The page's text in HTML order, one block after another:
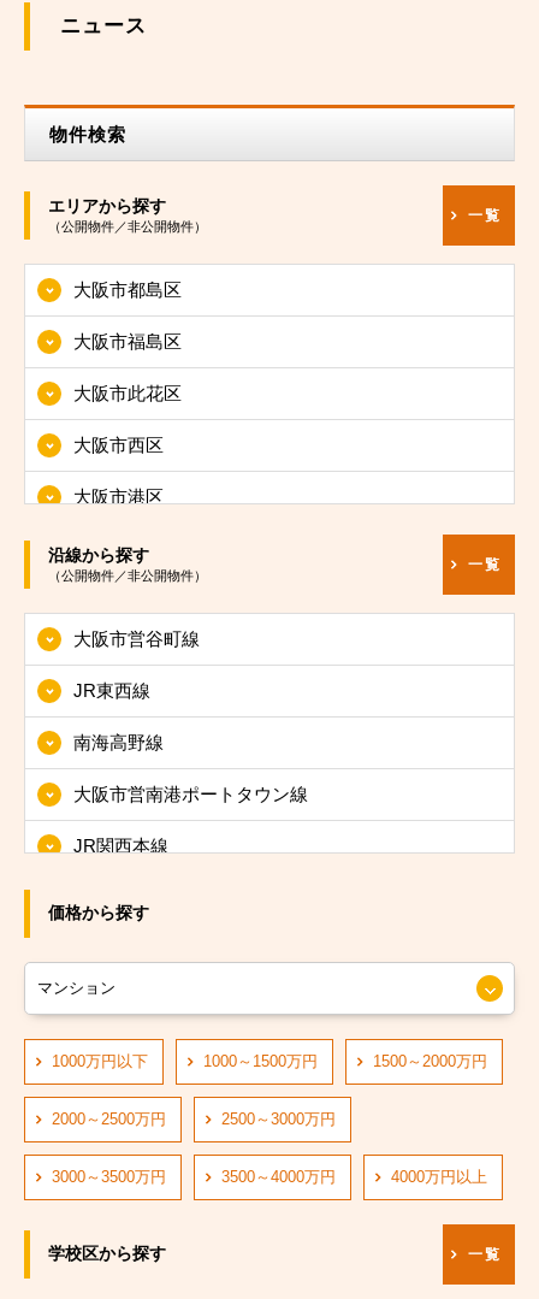
ニュース
物件検索
エリアから探す
（公開物件／非公開物件）
一覧
大阪市都島区
大阪市福島区
大阪市此花区
大阪市西区
大阪市港区
大阪市大正区
大阪市浪速区
大阪市西淀川区
大阪市東淀川区
大阪市東成区
大阪市生野区
大阪市旭区
大阪市城東区
大阪市阿倍野区
大阪市住吉区
大阪市東住吉区
大阪市西成区
沿線から探す
（公開物件／非公開物件）
一覧
大阪市営谷町線
JR東西線
南海高野線
大阪市営南港ポートタウン線
JR関西本線
大阪市営長堀鶴見緑地線
大阪市営四つ橋線
阪神なんば線
阪急神戸線
阪堺電軌阪堺線
価格から探す
1000万円以下 1000～1500万円 1500～2000万円
2000～2500万円 2500～3000万円
3000～3500万円 3500～4000万円 4000万円以上
学校区から探す 一覧